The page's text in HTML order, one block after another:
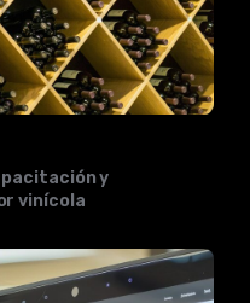
y
vinícola